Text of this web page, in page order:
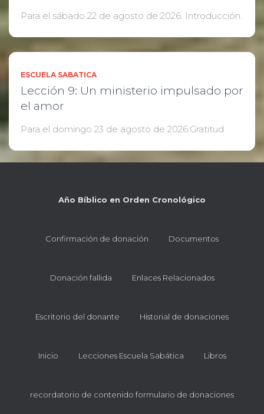
Para el sábado 22 de agosto de 2026: Introducción.
ESCUELA SABATICA
Lección 9: Un ministerio impulsado por
el amor
Para el domingo 23 de agosto de 2026:Gratitud
Año Bíblico en Orden Cronológico
Confirmación de donación Documentos
Donación fallida Enlaces Relacionados
Escritorio del donante Historial de donaciones
Inicio Lecciones Escuela Sabática Libros
recordatorio de contenido formulario de donaciones